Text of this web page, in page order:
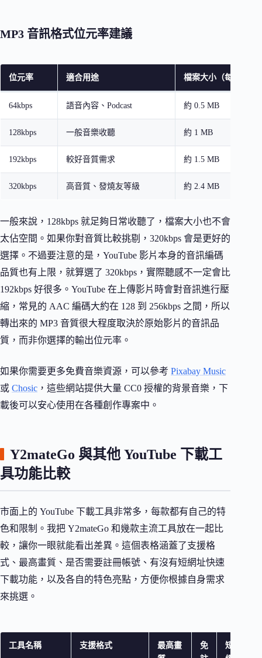
MP3 音訊格式位元率建議
位元率 適合用途 檔案大小（每分鐘約
64kbps 語音內容、Podcast 約 0.5 MB
128kbps 一般音樂收聽 約 1 MB
192kbps 較好音質需求 約 1.5 MB
320kbps 高音質、發燒友等級 約 2.4 MB
一般來說，128kbps 就足夠日常收聽了，檔案大小也不會
太佔空間。如果你對音質比較挑剔，320kbps 會是更好的
選擇。不過要注意的是，YouTube 影片本身的音訊編碼
品質也有上限，就算選了 320kbps，實際聽感不一定會比
192kbps 好很多。YouTube 在上傳影片時會對音訊進行壓
縮，常見的 AAC 編碼大約在 128 到 256kbps 之間，所以
轉出來的 MP3 音質很大程度取決於原始影片的音訊品
質，而非你選擇的輸出位元率。
如果你需要更多免費音樂資源，可以參考 Pixabay Music
或 Chosic ，這些網站提供大量 CC0 授權的背景音樂，下
載後可以安心使用在各種創作專案中。
Y2mateGo 與其他 YouTube 下載工
具功能比較
市面上的 YouTube 下載工具非常多，每款都有自己的特
色和限制。我把 Y2mateGo 和幾款主流工具放在一起比
較，讓你一眼就能看出差異。這個表格涵蓋了支援格
式、最高畫質、是否需要註冊帳號、有沒有短網址快速
下載功能，以及各自的特色亮點，方便你根據自身需求
來挑選。
工具名稱 支援格式
最高畫
免
短